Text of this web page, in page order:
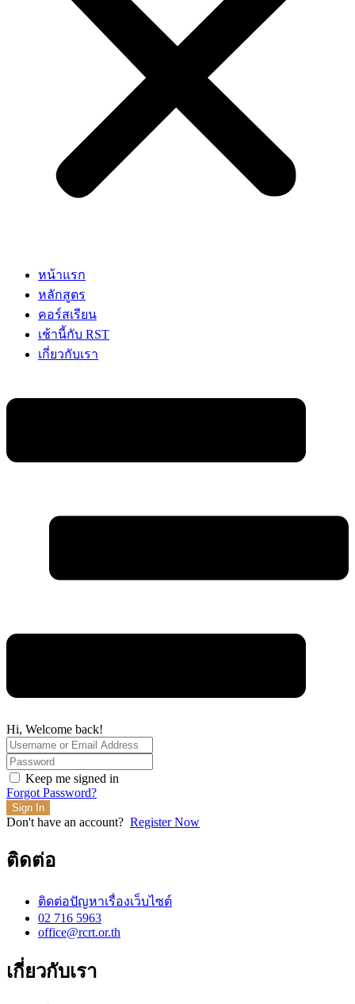
หน้าแรก
หลักสูตร
คอร์สเรียน
เช้านี้กับ RST
เกี่ยวกับเรา
Hi, Welcome back!
Keep me signed in
Forgot Password?
Sign In
Don't have an account? Register Now
ติดต่อ
ติดต่อปัญหาเรื่องเว็บไซต์
02 716 5963
office@rcrt.or.th
เกี่ยวกับเรา